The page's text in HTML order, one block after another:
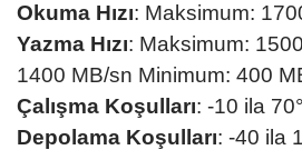
Okuma Hızı: Maksimum:
Yazma Hızı: Maksimum:
1400 MB/sn Minimum: 400
Çalışma Koşulları: -10 ila
Depolama Koşulları: -40 ila